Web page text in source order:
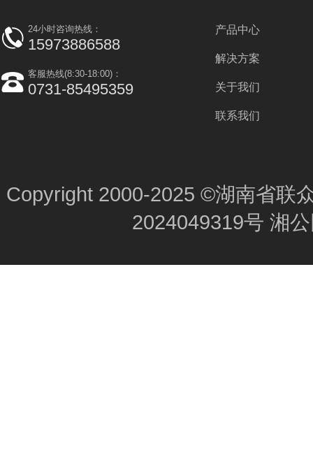
24小时咨询热线：
15973886588
客服热线(8:30-18:00)：
0731-85495359
产品中心
解决方案
关于我们
联系我们
Copyright 2000-2025 ©湖南省联
2024049319号 湘